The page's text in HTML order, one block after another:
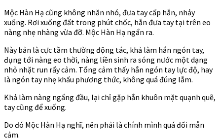
Mộc Hàn Hạ cũng không nhăn nhó, đưa tay cấp hắn, nhảy
xuống. Rơi xuống đất trong phút chốc, hắn đưa tay tại trên eo
nàng nhẹ nhàng vừa đỡ. Mộc Hàn Hạ ngẩn ra.
Này bản là cực tầm thường động tác, khả làm hắn ngón tay,
đụng tới nàng eo thời, nàng liền sinh ra sóng nước một dạng
nhỏ nhặt run rẩy cảm. Tổng cảm thấy hắn ngón tay lực độ, hay
là ngón tay nhẹ khấu phương thức, không quá đúng lắm.
Khả làm nàng ngẩng đầu, lại chỉ gặp hắn khuôn mặt quạnh quẽ,
tay cũng để xuống.
Do đó Mộc Hàn Hạ nghĩ, nên phải là chính mình quá đối mẫn
cảm.